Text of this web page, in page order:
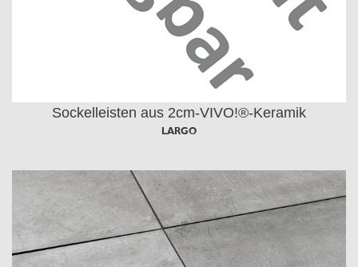
Sockelleisten aus 2cm-VIVO!®-Keramik
LARGO